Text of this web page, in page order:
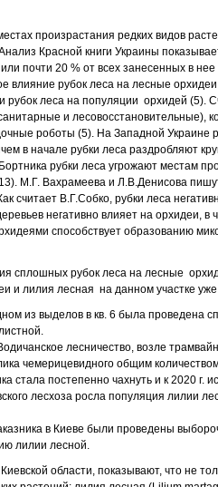
произрастания редких видов
Красной книги Украины
почти 20 % от всех занесенных в
влияние рубок леса на лесные
рубок леса на популяции орхидей (5).
и лесовосстановительные),
роботы (5). На Западной Украине
в начале рубки леса раздробляют
рубки леса угрожают местам
М.Г. Вахрамеева и Л.В.Денисова
считает В.Г.Собко, рубки леса
негативно влияет на орхидеи, в
способствует образованию
сплошных рубок леса на лесные
и лилия лесная на данном участке уже
из выделов в кв. 6 была проведена
лесничество, возле
чемерицевидного общим
постепенно чахнуть и к 2020 г.
лесхоза росла популяция лилии
в Киеве были проведены
лилии лесной.
области, показывают, что не